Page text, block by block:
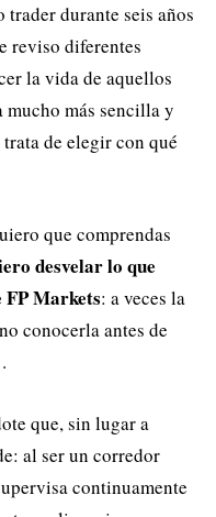
trader durante seis años
reviso diferentes
la vida de aquellos
mucho más sencilla y
de elegir con qué
que comprendas
desvelar lo que
FP Markets: a veces la
conocerla antes de
que, sin lugar a
al ser un corredor
continuamente